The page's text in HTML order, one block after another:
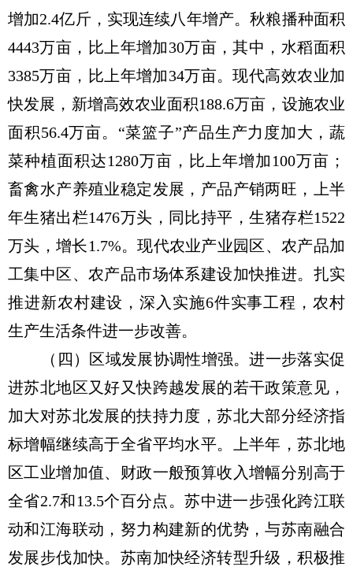
增加2.4亿斤，实现连续八年增产。秋粮播种面积
4443万亩，比上年增加30万亩，其中，水稻面积
3385万亩，比上年增加34万亩。现代高效农业加
快发展，新增高效农业面积188.6万亩，设施农业
面积56.4万亩。“菜篮子”产品生产力度加大，蔬
菜种植面积达1280万亩，比上年增加100万亩；
畜禽水产养殖业稳定发展，产品产销两旺，上半
年生猪出栏1476万头，同比持平，生猪存栏1522
万头，增长1.7%。现代农业产业园区、农产品加
工集中区、农产品市场体系建设加快推进。扎实
推进新农村建设，深入实施6件实事工程，农村
生产生活条件进一步改善。
（四）区域发展协调性增强。进一步落实促
进苏北地区又好又快跨越发展的若干政策意见，
加大对苏北发展的扶持力度，苏北大部分经济指
标增幅继续高于全省平均水平。上半年，苏北地
区工业增加值、财政一般预算收入增幅分别高于
全省2.7和13.5个百分点。苏中进一步强化跨江联
动和江海联动，努力构建新的优势，与苏南融合
发展步伐加快。苏南加快经济转型升级，积极推